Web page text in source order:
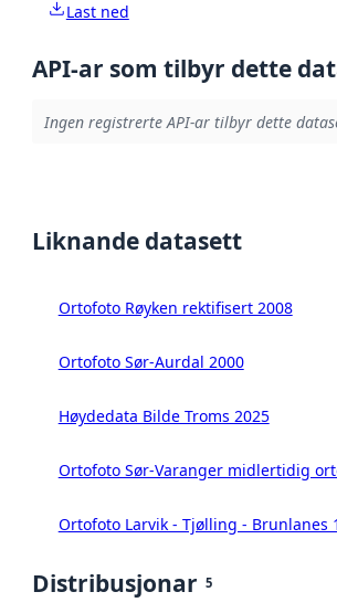
Last ned
API-ar som tilbyr dette
Ingen registrerte API-ar tilbyr dette
Liknande datasett
Ortofoto Røyken rektifisert 2008
Ortofoto Sør-Aurdal 2000
Høydedata Bilde Troms 2025
Ortofoto Sør-Varanger midlertidig
Ortofoto Larvik - Tjølling - Brunlanes
Distribusjonar 5